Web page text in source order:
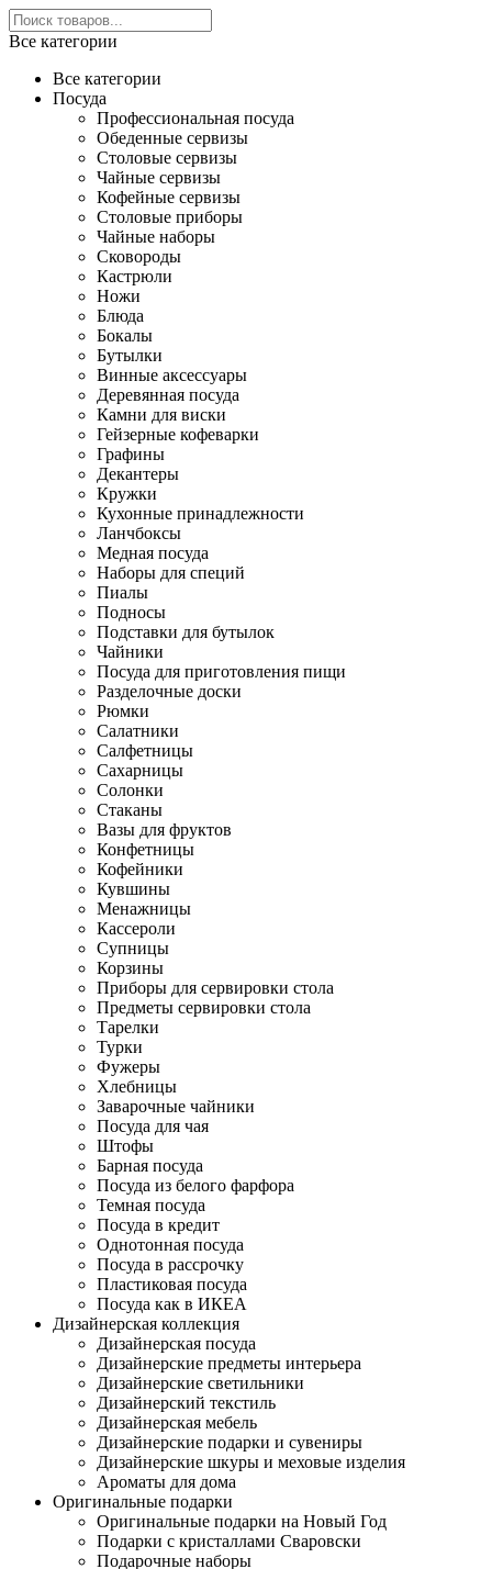
Все категории
Все категории
Посуда
Профессиональная посуда
Обеденные сервизы
Столовые сервизы
Чайные сервизы
Кофейные сервизы
Столовые приборы
Чайные наборы
Сковороды
Кастрюли
Ножи
Блюда
Бокалы
Бутылки
Винные аксессуары
Деревянная посуда
Камни для виски
Гейзерные кофеварки
Графины
Декантеры
Кружки
Кухонные принадлежности
Ланчбоксы
Медная посуда
Наборы для специй
Пиалы
Подносы
Подставки для бутылок
Чайники
Посуда для приготовления пищи
Разделочные доски
Рюмки
Салатники
Салфетницы
Сахарницы
Солонки
Стаканы
Вазы для фруктов
Конфетницы
Кофейники
Кувшины
Менажницы
Кассероли
Супницы
Корзины
Приборы для сервировки стола
Предметы сервировки стола
Тарелки
Турки
Фужеры
Хлебницы
Заварочные чайники
Посуда для чая
Штофы
Барная посуда
Посуда из белого фарфора
Темная посуда
Посуда в кредит
Однотонная посуда
Посуда в рассрочку
Пластиковая посуда
Посуда как в ИКЕА
Дизайнерская коллекция
Дизайнерская посуда
Дизайнерские предметы интерьера
Дизайнерские светильники
Дизайнерский текстиль
Дизайнерская мебель
Дизайнерские подарки и сувениры
Дизайнерские шкуры и меховые изделия
Ароматы для дома
Оригинальные подарки
Оригинальные подарки на Новый Год
Подарки с кристаллами Сваровски
Подарочные наборы